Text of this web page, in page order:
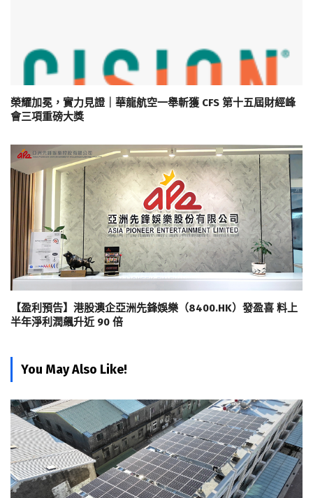
榮耀加冕，實力見證｜華龍航空一舉斬獲 CFS 第十五屆財經峰
會三項重磅大獎
【盈利預告】港股澳企亞洲先鋒娛樂（8400.HK）發盈喜 料上
半年淨利潤飆升近 90 倍
You May Also Like!